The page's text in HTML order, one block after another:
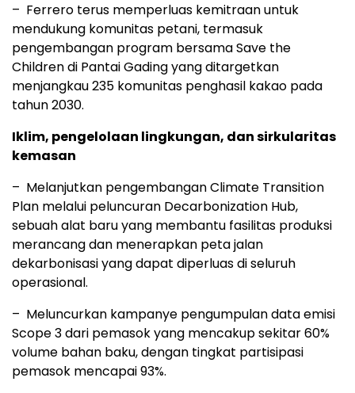
– Ferrero terus memperluas kemitraan untuk
mendukung komunitas petani, termasuk
pengembangan program bersama Save the
Children di Pantai Gading yang ditargetkan
menjangkau 235 komunitas penghasil kakao pada
tahun 2030.
Iklim, pengelolaan lingkungan, dan sirkularitas
kemasan
– Melanjutkan pengembangan Climate Transition
Plan melalui peluncuran Decarbonization Hub,
sebuah alat baru yang membantu fasilitas produksi
merancang dan menerapkan peta jalan
dekarbonisasi yang dapat diperluas di seluruh
operasional.
– Meluncurkan kampanye pengumpulan data emisi
Scope 3 dari pemasok yang mencakup sekitar 60%
volume bahan baku, dengan tingkat partisipasi
pemasok mencapai 93%.